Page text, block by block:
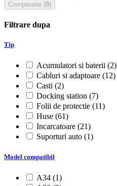
Comparatie (0)
Filtrare dupa
Tip
Acumulatori si baterii (2)
Cabluri si adaptoare (12)
Casti (2)
Docking station (7)
Folii de protectie (11)
Huse (61)
Incarcatoare (21)
Suporturi auto (1)
Model compatibil
A34 (1)